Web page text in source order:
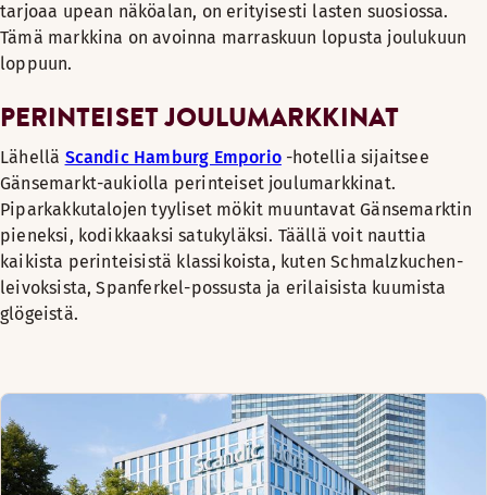
tarjoaa upean näköalan, on erityisesti lasten suosiossa.
Tämä markkina on avoinna marraskuun lopusta joulukuun
loppuun.
PERINTEISET JOULUMARKKINAT
Lähellä Scandic Hamburg Emporio-hotellia sijaitsee
Gänsemarkt-aukiolla perinteiset joulumarkkinat.
Piparkakkutalojen tyyliset mökit muuntavat Gänsemarktin
pieneksi, kodikkaaksi satukyläksi. Täällä voit nauttia
kaikista perinteisistä klassikoista, kuten Schmalzkuchen-
leivoksista, Spanferkel-possusta ja erilaisista kuumista
glögeistä.